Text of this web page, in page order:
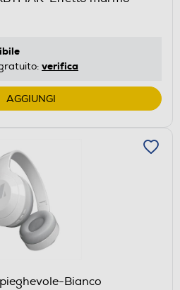
verifica
AGGIUNGI
Bianco